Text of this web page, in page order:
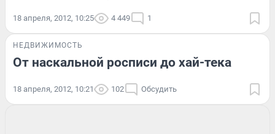
18 апреля, 2012, 10:25 4 449 1
НЕДВИЖИМОСТЬ
От наскальной росписи до хай-тека
18 апреля, 2012, 10:21 102 Обсудить